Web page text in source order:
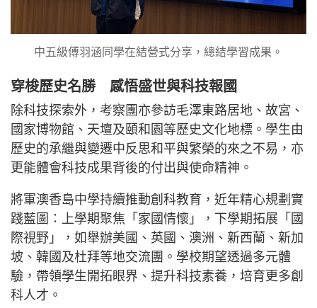
中五級傅羽涵同學在結營式分享，總結學習成果。
穿梭歷史名勝 感悟盛世與科技報國
除科技探索外，考察團亦參訪毛澤東路居地、故宮、
國家博物館、天壇及頤和園等歷史文化地標。學生由
歷史的承繼與變遷中反思和平與繁榮的來之不易，亦
更能體會科技成果背後的付出與使命精神。
將軍澳香島中學持續推動創科教育，近年精心規劃實
踐藍圖：上學期聚焦「家國情懷」，下學期拓展「國
際視野」，如舉辦美國、英國、澳洲、新西蘭、新加
坡、韓國及杜拜等地交流團。學校期望透過多元體
驗，帶領學生開拓眼界、提升科技素養，培育更多創
科人才。